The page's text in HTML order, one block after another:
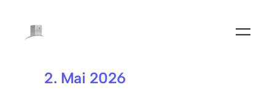
2. Mai 2026